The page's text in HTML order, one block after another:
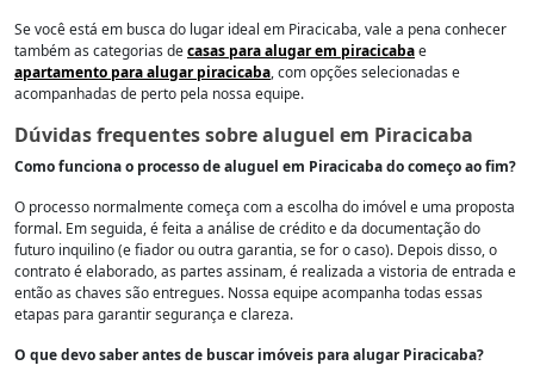
Se você está em busca do lugar ideal em Piracicaba, vale a pena conhecer
também as categorias decasas para alugar em piracicabae
apartamento para alugar piracicaba, com opções selecionadas e
acompanhadas de perto pela nossa equipe.
Dúvidas frequentes sobre aluguel em Piracicaba
Como funciona o processo de aluguel em Piracicaba do começo ao fim?
O processo normalmente começa com a escolha do imóvel e uma proposta
formal. Em seguida, é feita a análise de crédito e da documentação do
futuro inquilino (e fiador ou outra garantia, se for o caso). Depois disso, o
contrato é elaborado, as partes assinam, é realizada a vistoria de entrada e
então as chaves são entregues. Nossa equipe acompanha todas essas
etapas para garantir segurança e clareza.
O que devo saber antes de buscar imóveis para alugar Piracicaba?